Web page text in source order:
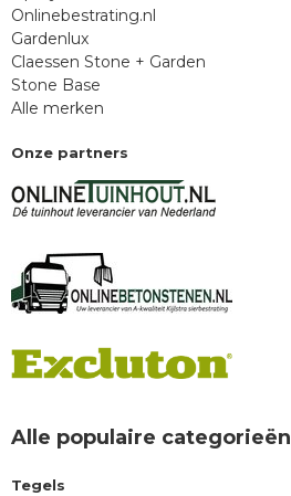
Onlinebestrating.nl
Gardenlux
Claessen Stone + Garden
Stone Base
Alle merken
Onze partners
Alle populaire categorieën
Tegels